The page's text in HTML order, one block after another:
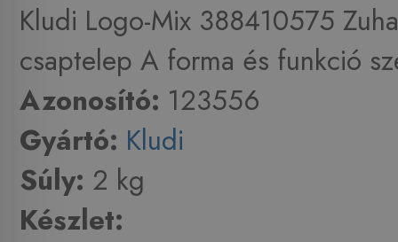
Kludi Logo-Mix 388410575
csaptelep A forma és funkció
Azonosító: 123556
Gyártó: Kludi
Súly: 2 kg
Készlet: